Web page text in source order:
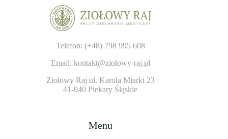
Telefon: (+48) 798 995 608
Email: kontakt@ziolowy-raj.pl
Ziołowy Raj ul. Karola Miarki 23
41-940 Piekary Śląskie
Menu